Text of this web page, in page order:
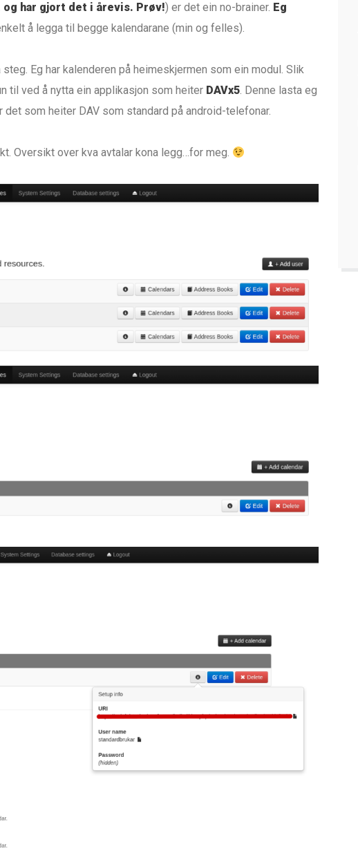
og har gjort det i årevis. Prøv!) er det ein no-brainer. Eg
å legga til begge kalendarane (min og felles).
Eg har kalenderen på heimeskjermen som ein modul. Slik
til ved å nytta ein applikasjon som heiter DAVx5. Denne lasta eg
som heiter DAV som standard på android-telefonar.
Oversikt over kva avtalar kona legg…for meg.